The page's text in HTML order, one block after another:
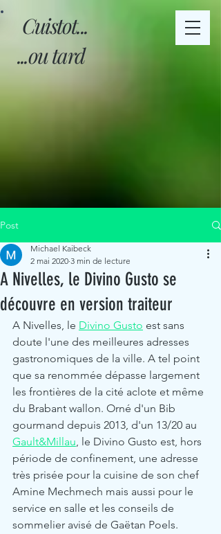
Cuistot...
...ou tard
Post
A Nivelles, le Divino Gusto se
découvre en version traiteur
Michael Kaibeck
2 mai 2020 3 min de lecture
A Nivelles, le Divino Gusto est sans
doute l'une des meilleures adresses
gastronomiques de la ville. A tel point
que sa renommée dépasse largement
les frontières de la cité aclote et même
du Brabant wallon. Orné d'un Bib
gourmand depuis 2013, d'un 13/20 au
Gault&Millau, le Divino Gusto est, hors
période de confinement, une adresse
très prisée pour la cuisine de son chef
Amine Mechmech mais aussi pour le
service en salle et les conseils de
sommelier avisé de Gaëtan Poels.